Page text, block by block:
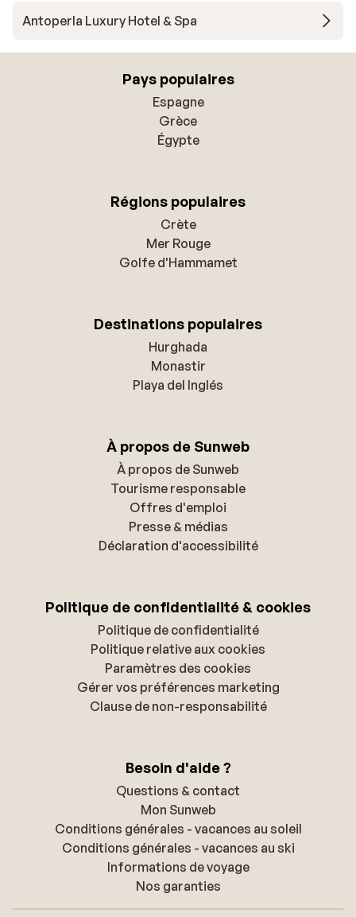
Antoperla Luxury Hotel & Spa
Pays populaires
Espagne
Grèce
Égypte
Régions populaires
Crète
Mer Rouge
Golfe d'Hammamet
Destinations populaires
Hurghada
Monastir
Playa del Inglés
À propos de Sunweb
À propos de Sunweb
Tourisme responsable
Offres d'emploi
Presse & médias
Déclaration d'accessibilité
Politique de confidentialité & cookies
Politique de confidentialité
Politique relative aux cookies
Paramètres des cookies
Gérer vos préférences marketing
Clause de non-responsabilité
Besoin d'aide ?
Questions & contact
Mon Sunweb
Conditions générales - vacances au soleil
Conditions générales - vacances au ski
Informations de voyage
Nos garanties